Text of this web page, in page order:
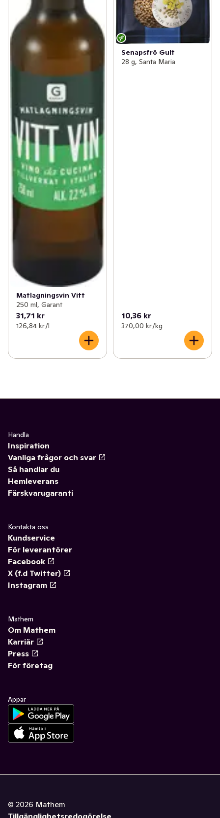
Matlagningsvin Vitt
250 ml, Garant
31,71 kr
126,84 kr /l
Senapsfrö Gult
28 g, Santa Maria
10,36 kr
370,00 kr /kg
Handla
Inspiration
Vanliga frågor och svar
Så handlar du
Hemleverans
Färskvarugaranti
Kontakta oss
Kundservice
För leverantörer
Facebook
X (f.d Twitter)
Instagram
Mathem
Om Mathem
Karriär
Press
För företag
Appar
© 2026 Mathem